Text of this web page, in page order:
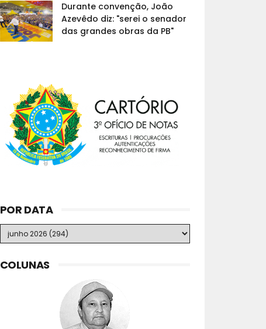
Durante convenção, João
Azevêdo diz: "serei o senador
das grandes obras da PB"
POR DATA
COLUNAS